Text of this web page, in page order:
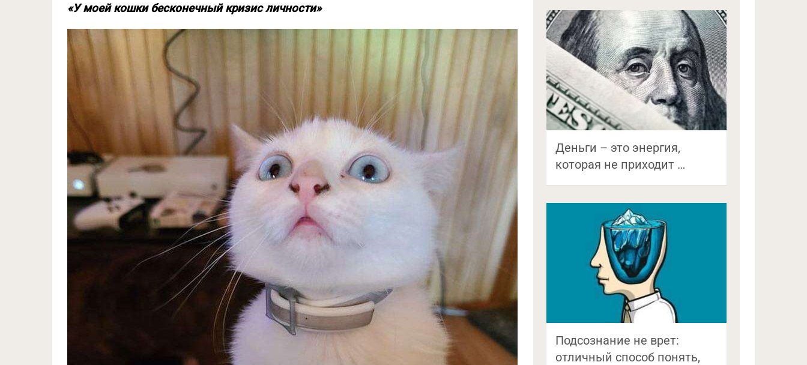
«У моей кошки бесконечный кризис личности»
Деньги – это энергия,
которая не приходит …
Подсознание не врет:
отличный способ понять,